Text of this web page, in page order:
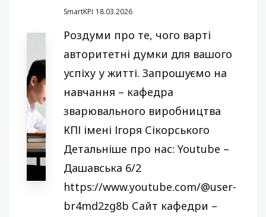
SmartKPI 18.03.2026
Роздуми про те, чого варті
авторитетні думки для вашого
успіху у житті. Запрошуємо на
навчання – кафедра
зварювального виробництва
КПІ імені Ігоря Сікорського
Детальніше про нас: Youtube –
Дашавська 6/2
https://www.youtube.com/@user-
br4md2zg8b Сайт кафедри –